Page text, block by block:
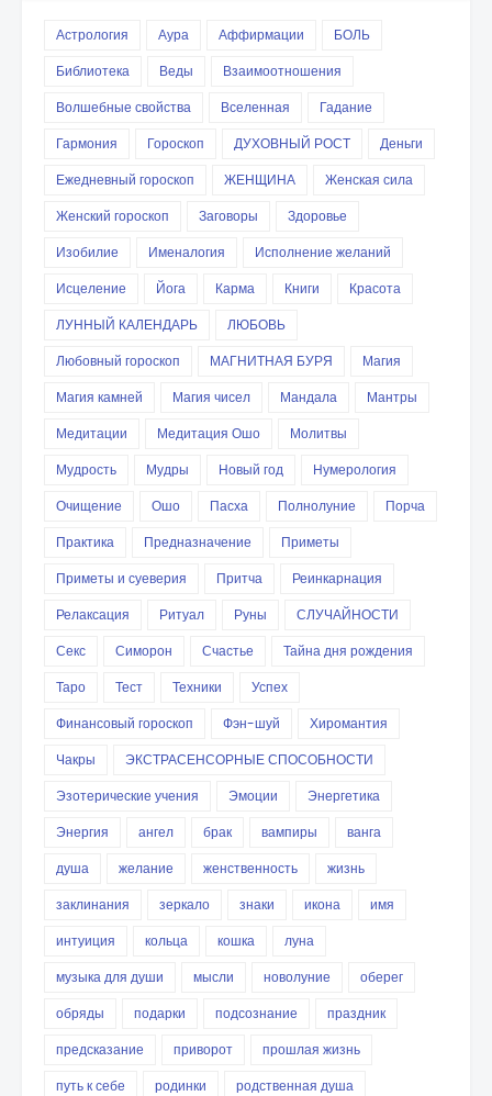
Астрология Аура Аффирмации
БОЛЬ
Библиотека
Веды
Взаимоотношения
Волшебные свойства
Вселенная
Гадание
Гармония
Гороскоп ДУХОВНЫЙ РОСТ
Деньги
Ежедневный гороскоп
ЖЕНЩИНА
Женская сила
Женский гороскоп
Заговоры
Здоровье
Изобилие
Именалогия
Исполнение желаний
Исцеление
Йога Карма Книги
Красота
ЛУННЫЙ КАЛЕНДАРЬ
ЛЮБОВЬ
Любовный гороскоп
МАГНИТНАЯ БУРЯ
Магия
Магия камней
Магия чисел Мандала
Мантры
Медитации
Медитация Ошо
Молитвы
Мудрость
Мудры Новый год
Нумерология
Очищение
Ошо Пасха Полнолуние
Порча
Практика
Предназначение
Приметы
Приметы и суеверия
Притча
Реинкарнация
Релаксация
Ритуал Руны
СЛУЧАЙНОСТИ
Секс
Симорон Счастье
Тайна дня рождения
Таро
Тест Техники
Успех
Финансовый гороскоп
Фэн-шуй
Хиромантия
Чакры
ЭКСТРАСЕНСОРНЫЕ СПОСОБНОСТИ
Эзотерические учения
Эмоции
Энергетика
Энергия
ангел брак вампиры
ванга
душа
желание женственность
жизнь
заклинания
зеркало знаки икона
имя
интуиция
кольца кошка
луна
музыка для души
мысли новолуние
оберег
обряды
подарки подсознание
праздник
предсказание
приворот
прошлая жизнь
путь к себе
родинки
родственная душа